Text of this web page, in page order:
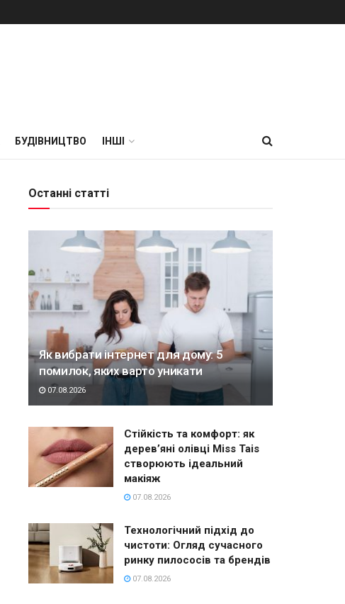
БУДІВНИЦТВО ІНШІ
Останні статті
Як вибрати інтернет для дому: 5
помилок, яких варто уникати
07.08.2026
Стійкість та комфорт: як
дерев’яні олівці Miss Tais
створюють ідеальний
макіяж
07.08.2026
Технологічний підхід до
чистоти: Огляд сучасного
ринку пилососів та брендів
07.08.2026